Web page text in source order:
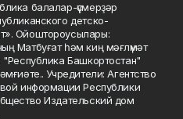
балалар-үҫмерҙәр
детско-
Ойоштороусылары:
Матбуғат һәм киң мәғлүмәт
Башкортостан"
Учредители: Агентство
информации Республики
Издательский дом